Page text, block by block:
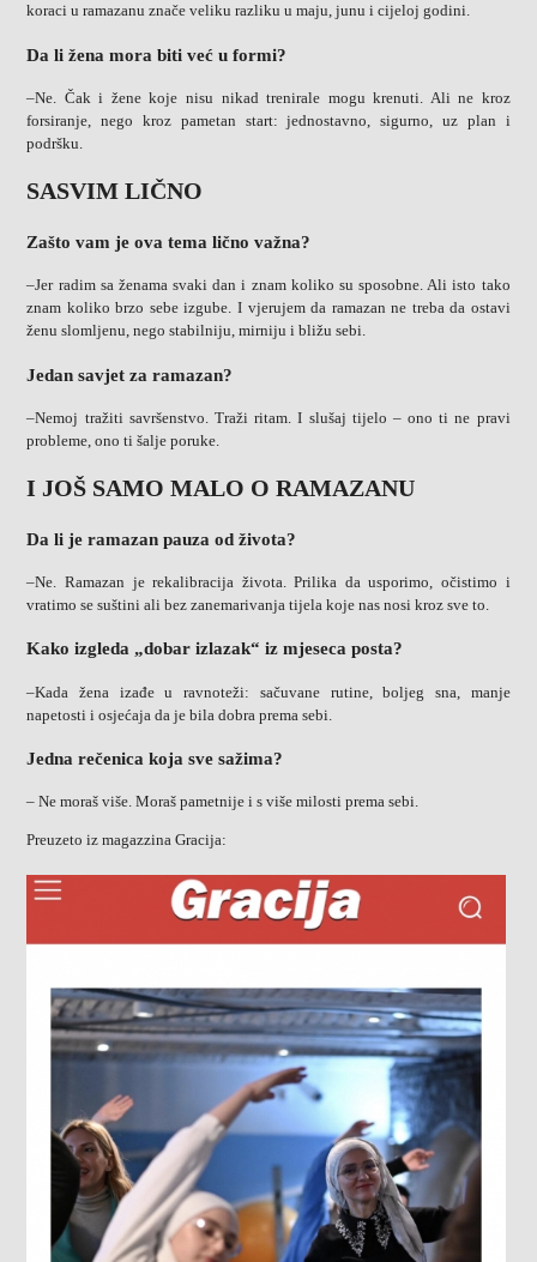
koraci u ramazanu znače veliku razliku u maju, junu i cijeloj godini.
Da li žena mora biti već u formi?
–Ne. Čak i žene koje nisu nikad trenirale mogu krenuti. Ali ne kroz
forsiranje, nego kroz pametan start: jednostavno, sigurno, uz plan i
podršku.
SASVIM LIČNO
Zašto vam je ova tema lično važna?
–Jer radim sa ženama svaki dan i znam koliko su sposobne. Ali isto tako
znam koliko brzo sebe izgube. I vjerujem da ramazan ne treba da ostavi
ženu slomljenu, nego stabilniju, mirniju i bližu sebi.
Jedan savjet za ramazan?
–Nemoj tražiti savršenstvo. Traži ritam. I slušaj tijelo – ono ti ne pravi
probleme, ono ti šalje poruke.
I JOŠ SAMO MALO O RAMAZANU
Da li je ramazan pauza od života?
–Ne. Ramazan je rekalibracija života. Prilika da usporimo, očistimo i
vratimo se suštini ali bez zanemarivanja tijela koje nas nosi kroz sve to.
Kako izgleda „dobar izlazak“ iz mjeseca posta?
–Kada žena izađe u ravnoteži: sačuvane rutine, boljeg sna, manje
napetosti i osjećaja da je bila dobra prema sebi.
Jedna rečenica koja sve sažima?
– Ne moraš više. Moraš pametnije i s više milosti prema sebi.
Preuzeto iz magazzina Gracija: